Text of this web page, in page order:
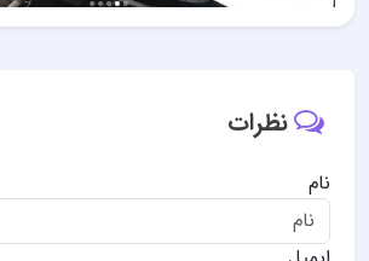
نظرات
نام